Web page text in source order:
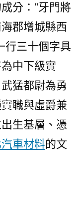
分：“牙門將
郡增城縣西
行三十個字具
中下級實
猛都尉為勇
職與虛爵兼
生基層、憑
車材料的文